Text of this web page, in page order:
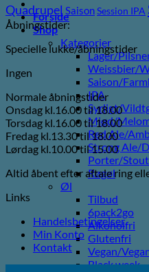
Forside
Shop
Kategorier
Lager/
Weissbier/
Saison/
IPA
Syrligt/
Mjød/
Red Ale/
Strong Ale/
Porter/
Røgøl
Øl
Tilbud
6pack2go
Alkoholfri
Glutenfri
Vegan/
Black week
Quadrupel SaisonSession IPA
Åbningstider:
Specielle lukke/åbningstider
Ingen
Normale åbningstider
Onsdag kl.16.00 til 18.00
Torsdag kl.16.00 til 18.00
Fredag kl.13.30 til 18.00
Lørdag kl.10.00 til 15.00
Altid åbent efter aftale ring
Links
Handelsbetingelser
Min Konto
Kontakt